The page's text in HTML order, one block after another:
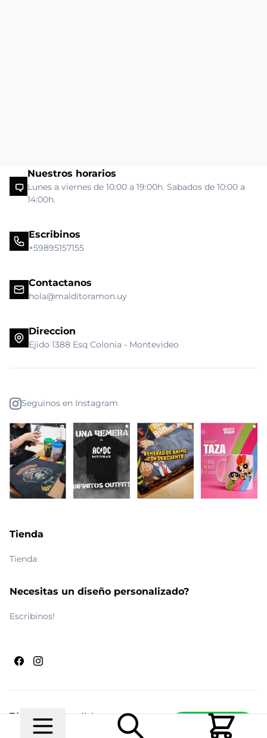
Escribinos
Nuestros horarios
Lunes a viernes de 10:00 a 19:00h. Sabados de 10:00 a
14:00h.
Escribinos
+59895157155
Contactanos
hola@malditoramon.uy
Direccion
Ejido 1388 Esq Colonia - Montevideo
Seguinos en Instagram
Tienda
Tienda
Necesitas un diseño personalizado?
Escribinos!
© 2026 Maldito RamónRealizado por Ecwid de
Términos y condiciones